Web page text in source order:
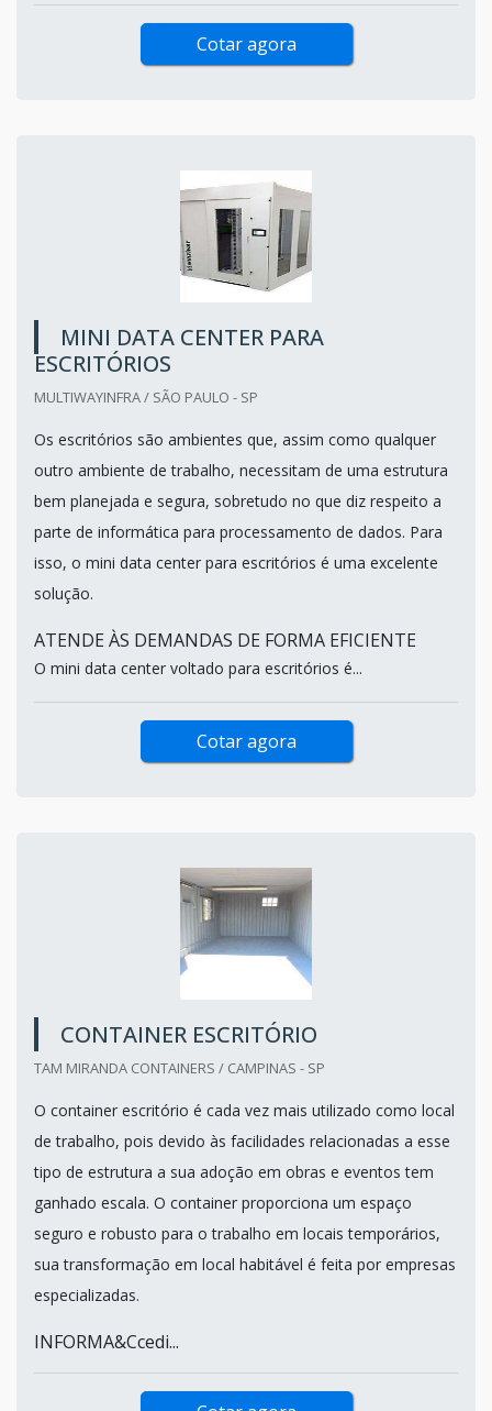
Cotar agora
MINI DATA CENTER PARA
ESCRITÓRIOS
MULTIWAYINFRA / SÃO PAULO - SP
Os escritórios são ambientes que, assim como qualquer
outro ambiente de trabalho, necessitam de uma estrutura
bem planejada e segura, sobretudo no que diz respeito a
parte de informática para processamento de dados. Para
isso, o mini data center para escritórios é uma excelente
solução.
ATENDE ÀS DEMANDAS DE FORMA EFICIENTE
O mini data center voltado para escritórios é...
Cotar agora
CONTAINER ESCRITÓRIO
TAM MIRANDA CONTAINERS / CAMPINAS - SP
O container escritório é cada vez mais utilizado como local
de trabalho, pois devido às facilidades relacionadas a esse
tipo de estrutura a sua adoção em obras e eventos tem
ganhado escala. O container proporciona um espaço
seguro e robusto para o trabalho em locais temporários,
sua transformação em local habitável é feita por empresas
especializadas.
INFORMA&Ccedi...